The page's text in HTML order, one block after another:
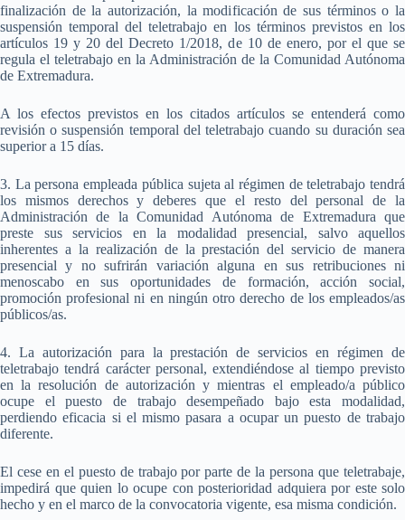
finalización de la autorización, la modificación de sus términos o la
suspensión temporal del teletrabajo en los términos previstos en los
artículos 19 y 20 del Decreto 1/2018, de 10 de enero, por el que se
regula el teletrabajo en la Administración de la Comunidad Autónoma
de Extremadura.
A los efectos previstos en los citados artículos se entenderá como
revisión o suspensión temporal del teletrabajo cuando su duración sea
superior a 15 días.
3. La persona empleada pública sujeta al régimen de teletrabajo tendrá
los mismos derechos y deberes que el resto del personal de la
Administración de la Comunidad Autónoma de Extremadura que
preste sus servicios en la modalidad presencial, salvo aquellos
inherentes a la realización de la prestación del servicio de manera
presencial y no sufrirán variación alguna en sus retribuciones ni
menoscabo en sus oportunidades de formación, acción social,
promoción profesional ni en ningún otro derecho de los empleados/as
públicos/as.
4. La autorización para la prestación de servicios en régimen de
teletrabajo tendrá carácter personal, extendiéndose al tiempo previsto
en la resolución de autorización y mientras el empleado/a público
ocupe el puesto de trabajo desempeñado bajo esta modalidad,
perdiendo eficacia si el mismo pasara a ocupar un puesto de trabajo
diferente.
El cese en el puesto de trabajo por parte de la persona que teletrabaje,
impedirá que quien lo ocupe con posterioridad adquiera por este solo
hecho y en el marco de la convocatoria vigente, esa misma condición.